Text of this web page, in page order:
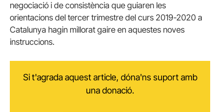
negociació i de consistència que guiaren les
orientacions del tercer trimestre del curs 2019-2020 a
Catalunya hagin millorat gaire en aquestes noves
instruccions.
Si t'agrada aquest article, dóna'ns suport amb
una donació.